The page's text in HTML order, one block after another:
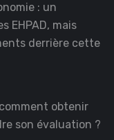
: un
EHPAD, mais
derrière cette
obtenir
son évaluation ?